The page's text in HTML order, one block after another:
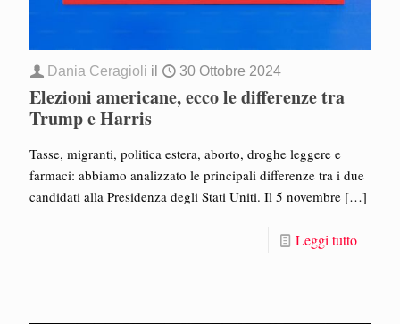
Dania Ceragioli il 30 Ottobre 2024
Elezioni americane, ecco le differenze tra
Trump e Harris
Tasse, migranti, politica estera, aborto, droghe leggere e
farmaci: abbiamo analizzato le principali differenze tra i due
candidati alla Presidenza degli Stati Uniti. Il 5 novembre […]
Leggi tutto